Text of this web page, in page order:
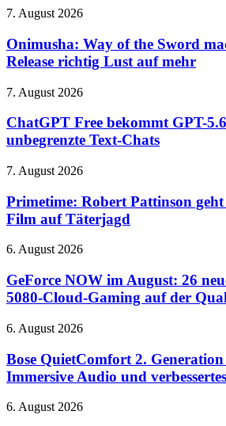
Bose-
2
startet
im
Oktober
Onimusha:
of
the
Sword
kurz
Release
richtig
auf
7. August 2026
Onimusha: Way of the Sword
Release richtig Lust auf mehr
ChatGPT
bekommt
GPT-
5.6
und
Text-
Chats
7. August 2026
ChatGPT Free bekommt GPT-
unbegrenzte Text-Chats
Primetime:
Pattinson
geht
im
A24-
auf
Täterjagd
7. August 2026
Primetime: Robert Pattinson
Film auf Täterjagd
GeForce
im
August:
26
Spiele
RTX
5080-
Gaming
6. August 2026
GeForce NOW im August: 26
5080-Cloud-Gaming auf der
Bose
2.
Generation
vorgestellt:
Audio
6. August 2026
Bose QuietComfort 2.
Immersive Audio und
Erster
6. August 2026